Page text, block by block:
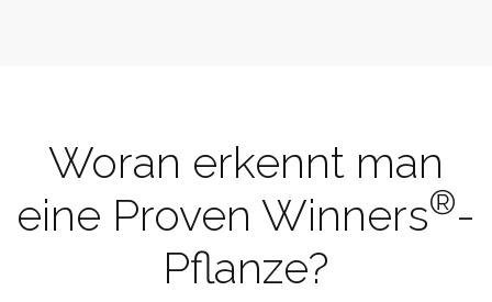
Woran erkennt man
eine Proven Winners®-
Pflanze?